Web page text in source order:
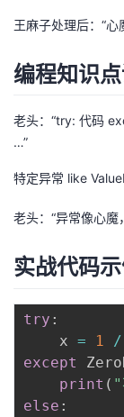
博
客
的
论
坛
我
的
圈
子
我
的
直
播
我
的
活
动
我
的
关
我
的
我
Programs
王麻子处理后：“心
编程知识
老头：“try: 代码
…”
特定异常 like
老头：“异常像心魔
实战代码
try :
    x
= 1 /
except
print ( "
else :